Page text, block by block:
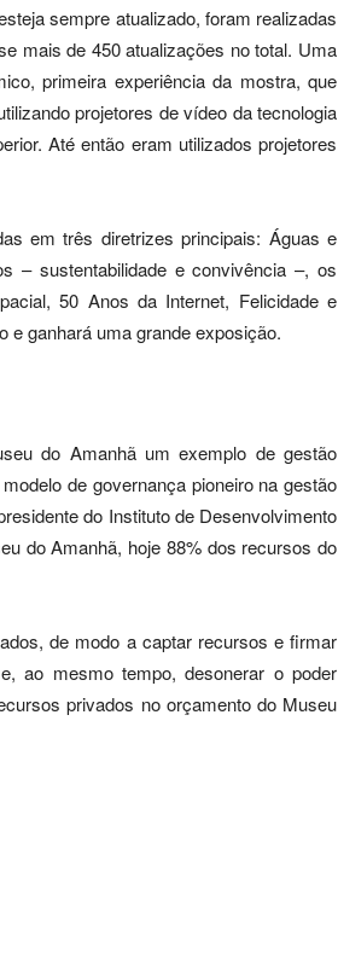
sempre atualizado, foram realizadas
mais de 450 atualizações no total. Uma
primeira experiência da mostra, que
projetores de vídeo da tecnologia
Até então eram utilizados projetores
em três diretrizes principais: Águas e
– sustentabilidade e convivência –, os
50 Anos da Internet, Felicidade e
e ganhará uma grande exposição.
do Amanhã um exemplo de gestão
de governança pioneiro na gestão
do Instituto de Desenvolvimento
do Amanhã, hoje 88% dos recursos do
de modo a captar recursos e firmar
ao mesmo tempo, desonerar o poder
privados no orçamento do Museu